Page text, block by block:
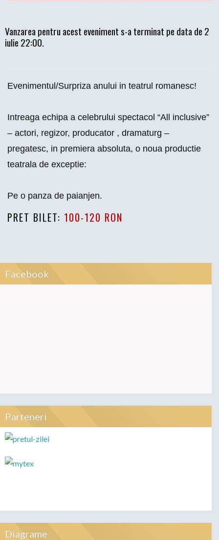
Vanzarea pentru acest eveniment s-a terminat pe data de 2
iulie 22:00.
Evenimentul/Surpriza anului in teatrul romanesc!
Intreaga echipa a celebrului spectacol “All inclusive”
– actori, regizor, producator , dramaturg –
pregatesc, in premiera absoluta, o noua productie
teatrala de exceptie:
Pe o panza de paianjen.
PRET BILET: 100-120 RON
Facebook
Parteneri
Diagrame